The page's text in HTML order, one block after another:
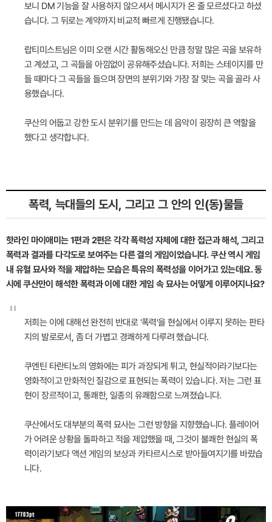
보니 DM 기능을 잘 사용하지 않으셔서 메시지가 온 줄 모르셨다고 하셨
습니다. 그 뒤로는 계약까지 비교적 빠르게 진행됐습니다.
랍티미스트님은 이미 오랜 시간 활동해오신 만큼 정말 많은 곡을 보유하
고 계셨고, 그 곡들을 아낌없이 공유해주셨습니다. 저희는 스테이지를 만
들 때마다 그 곡들을 들으며 장면의 분위기와 가장 잘 맞는 곡을 골라 사
용했습니다.
쿠산의 어둡고 강한 도시 분위기를 만드는 데 음악이 굉장히 큰 역할을
했다고 생각합니다.
폭력, 늑대들의 도시, 그리고 그 안의 인(동)물들
핫라인 마이애미는 1편과 2편은 각각 폭력성 자체에 대한 접근과 해석, 그리고
폭력과 결과를 다각도로 보여주는 다른 결의 게임이었습니다. 쿠산 역시 게임
내 유혈 묘사와 적을 제압하는 모습은 특유의 폭력성을 이어가고 있는데요. 동
시에 쿠산만이 해석한 폭력과 이에 대한 게임 속 묘사는 어떻게 이루어지나요?
"
저희는 이에 대해선 완전히 반대로 '폭력'을 현실에서 이루지 못하는 판타
지의 발로로서, 좀 더 가볍고 경쾌하게 다루려 했습니다.
쿠엔틴 타란티노의 영화에는 피가 과장되게 튀고, 현실적이라기보다는
영화적이고 만화적인 질감으로 표현되는 폭력이 있습니다. 저는 그런 표
현이 장르적이고, 통쾌한, 일종의 유쾌함으로 느껴졌습니다.
쿠산에서도 대부분의 폭력 묘사는 그런 방향을 지향했습니다. 플레이어
가 어려운 상황을 돌파하고 적을 제압했을 때, 그것이 불쾌한 현실의 폭
력이라기보다 액션 게임의 보상과 카타르시스로 받아들여지기를 바랐습
니다.